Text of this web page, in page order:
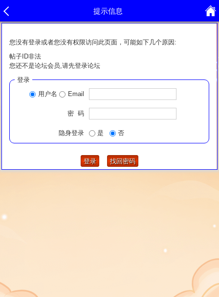
提示信息
您没有登录或者您没有权限访问此页面，可能如下几个原因:
帖子ID非法
您还不是论坛会员,请先登录论坛
登录
用户名
Email
密 码
隐身登录 是 否